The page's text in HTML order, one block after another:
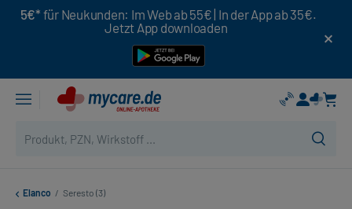
5€* für Neukunden: Im Web ab 55€ | In der App ab 35€.
Jetzt App downloaden
Elanco / Seresto (3)